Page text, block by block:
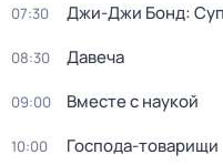
07:30 Джи-Джи Бонд:
08:30 Давеча
09:00 Вместе с наукой
10:00 Господа-товарищи